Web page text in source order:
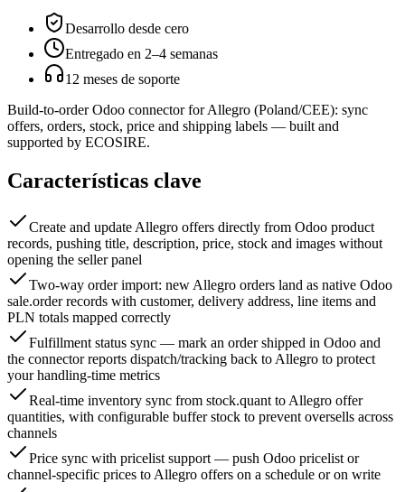
Desarrollo desde cero
Entregado en 2–4 semanas
12 meses de soporte
Build-to-order Odoo connector for Allegro (Poland/CEE): sync
offers, orders, stock, price and shipping labels — built and
supported by ECOSIRE.
Características clave
Create and update Allegro offers directly from Odoo product
records, pushing title, description, price, stock and images without
opening the seller panel
Two-way order import: new Allegro orders land as native Odoo
sale.order records with customer, delivery address, line items and
PLN totals mapped correctly
Fulfillment status sync — mark an order shipped in Odoo and
the connector reports dispatch/tracking back to Allegro to protect
your handling-time metrics
Real-time inventory sync from stock.quant to Allegro offer
quantities, with configurable buffer stock to prevent oversells across
channels
Price sync with pricelist support — push Odoo pricelist or
channel-specific prices to Allegro offers on a schedule or on write